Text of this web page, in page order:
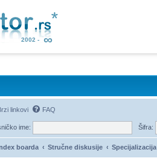
linkovi FAQ
ime: Šifra:
boarda Stručne diskusije Specijalizacija